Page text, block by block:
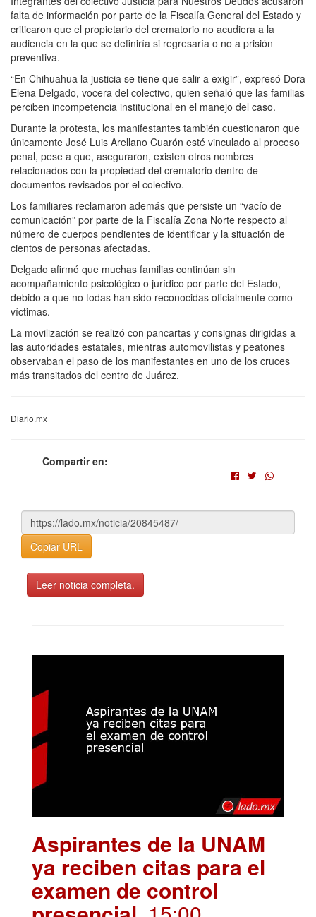
falta de información por parte de la Fiscalía General del Estado y
criticaron que el propietario del crematorio no acudiera a la
audiencia en la que se definiría si regresaría o no a prisión
preventiva.
“En Chihuahua la justicia se tiene que salir a exigir”, expresó Dora
Elena Delgado, vocera del colectivo, quien señaló que las familias
perciben incompetencia institucional en el manejo del caso.
Durante la protesta, los manifestantes también cuestionaron que
únicamente José Luis Arellano Cuarón esté vinculado al proceso
penal, pese a que, aseguraron, existen otros nombres
relacionados con la propiedad del crematorio dentro de
documentos revisados por el colectivo.
Los familiares reclamaron además que persiste un “vacío de
comunicación” por parte de la Fiscalía Zona Norte respecto al
número de cuerpos pendientes de identificar y la situación de
cientos de personas afectadas.
Delgado afirmó que muchas familias continúan sin
acompañamiento psicológico o jurídico por parte del Estado,
debido a que no todas han sido reconocidas oficialmente como
víctimas.
La movilización se realizó con pancartas y consignas dirigidas a
las autoridades estatales, mientras automovilistas y peatones
observaban el paso de los manifestantes en uno de los cruces
más transitados del centro de Juárez.
Diario.mx
Compartir en:
Copiar URL
Leer noticia completa.
Aspirantes de la UNAM
ya reciben citas para el
examen de control